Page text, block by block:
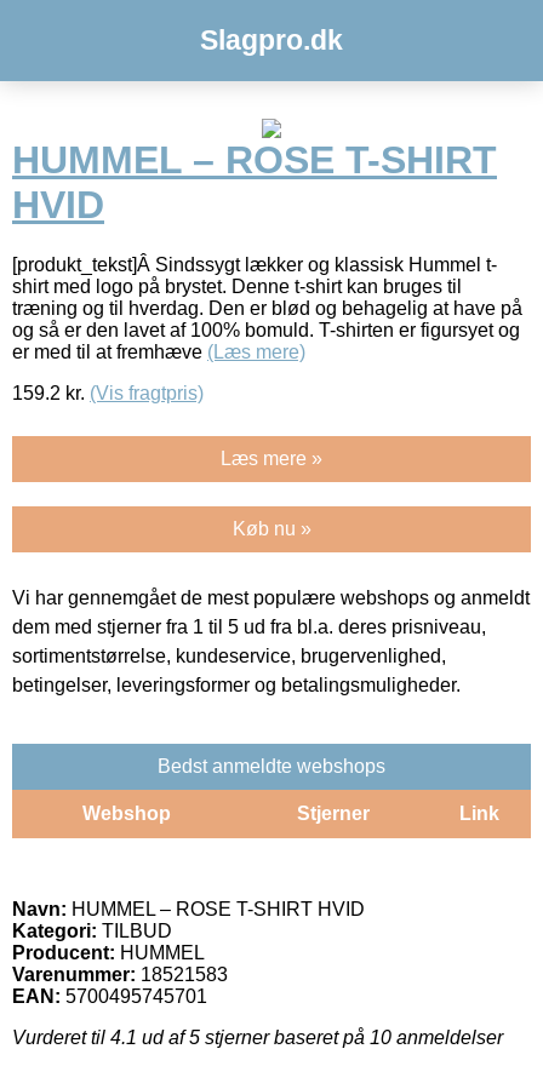
Slagpro.dk
HUMMEL – ROSE T-SHIRT
HVID
[produkt_tekst]Â Sindssygt lækker og klassisk Hummel t-
shirt med logo på brystet. Denne t-shirt kan bruges til
træning og til hverdag. Den er blød og behagelig at have på
og så er den lavet af 100% bomuld. T-shirten er figursyet og
er med til at fremhæve (Læs mere)
159.2 kr. (Vis fragtpris)
Læs mere »
Køb nu »
Vi har gennemgået de mest populære webshops og anmeldt
dem med stjerner fra 1 til 5 ud fra bl.a. deres prisniveau,
sortimentstørrelse, kundeservice, brugervenlighed,
betingelser, leveringsformer og betalingsmuligheder.
Bedst anmeldte webshops
Webshop Stjerner Link
Navn: HUMMEL – ROSE T-SHIRT HVID
Kategori: TILBUD
Producent: HUMMEL
Varenummer: 18521583
EAN: 5700495745701
Vurderet til 4.1 ud af 5 stjerner baseret på 10 anmeldelser